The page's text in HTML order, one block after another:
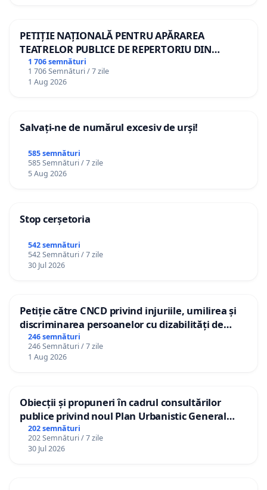
PETIȚIE NAȚIONALĂ PENTRU APĂRAREA
TEATRELOR PUBLICE DE REPERTORIU DIN
ROMÂNIA
1 706 semnături
1 706 Semnături / 7 zile
1 Aug 2026
Salvați-ne de numărul excesiv de urși!
585 semnături
585 Semnături / 7 zile
5 Aug 2026
Stop cerșetoria
542 semnături
542 Semnături / 7 zile
30 Jul 2026
Petiție către CNCD privind injuriile, umilirea și
discriminarea persoanelor cu dizabilități de
către utilizatorul TikTok „Gorici”
246 semnături
246 Semnături / 7 zile
1 Aug 2026
Obiecții și propuneri în cadrul consultărilor
publice privind noul Plan Urbanistic General
(PUG) Ialoveni
202 semnături
202 Semnături / 7 zile
30 Jul 2026